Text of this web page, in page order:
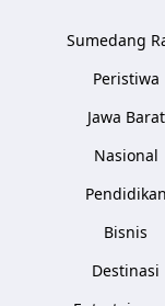
Sumedang
Peristiwa
Jawa Barat
Nasional
Pendidikan
Bisnis
Destinasi